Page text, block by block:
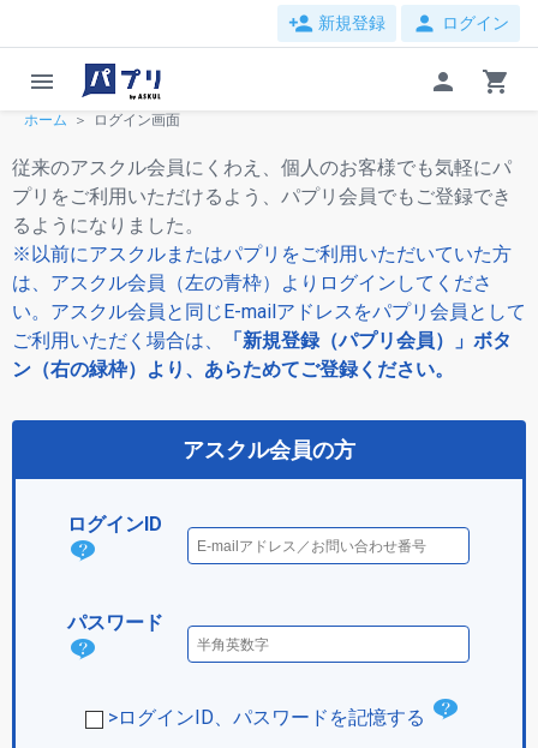
person_add 新規登録 person ログイン
menu person shopping_cart
ホーム ログイン画面
従来のアスクル会員にくわえ、個人のお客様でも気軽にパ
プリをご利用いただけるよう、パプリ会員でもご登録でき
るようになりました。
※以前にアスクルまたはパプリをご利用いただいていた方
は、アスクル会員（左の青枠）よりログインしてくださ
い。アスクル会員と同じE-mailアドレスをパプリ会員として
ご利用いただく場合は、
「新規登録（パプリ会員）」ボタ
ン（右の緑枠）より、あらためてご登録ください。
アスクル会員の方
ログインID
ログ
IDと
パスワード
パス
ド>ログインID、パスワードを記憶する